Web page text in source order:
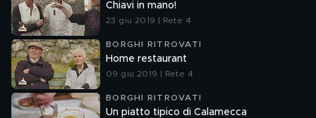
Chiavi in mano!
23 giu 2019 | Rete 4
BORGHI RITROVATI
Home restaurant
09 giu 2019 | Rete 4
BORGHI RITROVATI
Un piatto tipico di Calamecca